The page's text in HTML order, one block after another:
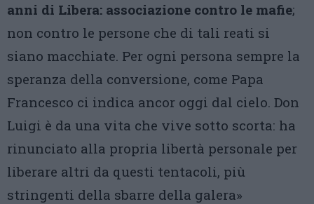
anni di Libera: associazione contro le mafie;
non contro le persone che di tali reati si
siano macchiate. Per ogni persona sempre la
speranza della conversione, come Papa
Francesco ci indica ancor oggi dal cielo. Don
Luigi è da una vita che vive sotto scorta: ha
rinunciato alla propria libertà personale per
liberare altri da questi tentacoli, più
stringenti della sbarre della galera»